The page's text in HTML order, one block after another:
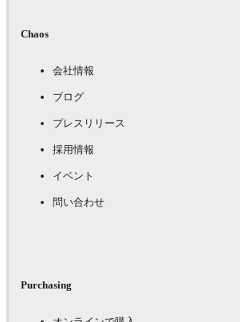
Chaos
会社情報
ブログ
プレスリリース
採用情報
イベント
問い合わせ
Purchasing